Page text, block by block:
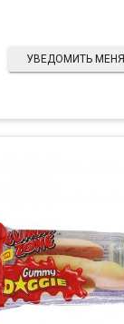
УВЕДОМИТЬ МЕНЯ